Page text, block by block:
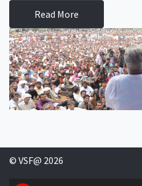
Read More
© VSF@ 2026